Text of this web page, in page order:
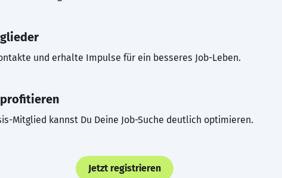
und erhalte Impulse für ein besseres Job-Leben.
Mitglied kannst Du Deine Job-Suche deutlich optimieren.
Jetzt registrieren